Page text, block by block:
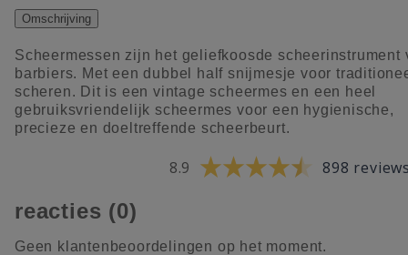
Omschrijving
Scheermessen zijn het geliefkoosde scheerinstrument
barbiers. Met een dubbel half snijmesje voor
scheren. Dit is een vintage scheermes en een heel
gebruiksvriendelijk scheermes voor een hygienische,
precieze en doeltreffende scheerbeurt.
8.9 898
reacties (0)
Geen klantenbeoordelingen op het moment.